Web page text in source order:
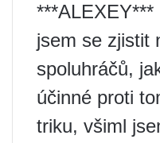
***ALEXEY***
jsem se zjistit
spoluhráčů,
účinné proti
triku, všiml